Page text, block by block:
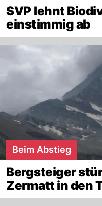
SVP lehnt
einstimmig ab
Beim Abstieg
Bergsteiger
Zermatt in den